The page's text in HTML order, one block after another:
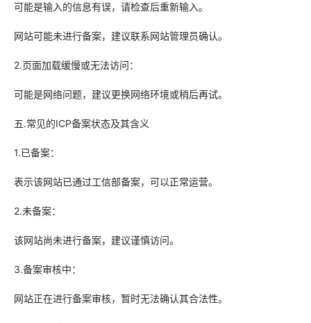
可能是输入的信息有误，请检查后重新输入。
网站可能未进行备案，建议联系网站管理员确认。
2.页面加载缓慢或无法访问：
可能是网络问题，建议更换网络环境或稍后再试。
五.常见的ICP备案状态及其含义
1.已备案：
表示该网站已通过工信部备案，可以正常运营。
2.未备案：
该网站尚未进行备案，建议谨慎访问。
3.备案审核中：
网站正在进行备案审核，暂时无法确认其合法性。